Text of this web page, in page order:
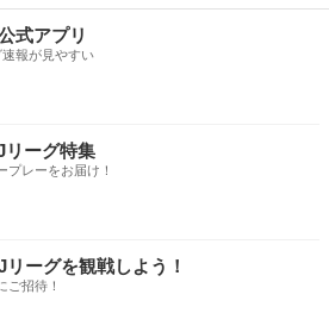
式アプリ
報が見やすい
リーグ特集
プレーをお届け！
ーグを観戦しよう！
ご招待！